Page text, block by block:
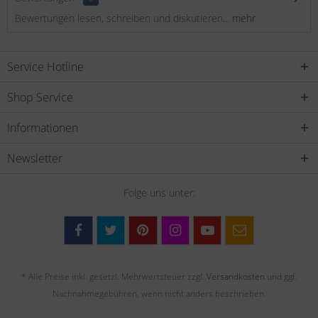
Bewertungen lesen, schreiben und diskutieren... mehr
Service Hotline
Shop Service
Informationen
Newsletter
Folge uns unter:
* Alle Preise inkl. gesetzl. Mehrwertsteuer zzgl. Versandkosten und ggf.
Nachnahmegebühren, wenn nicht anders beschrieben.